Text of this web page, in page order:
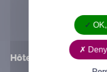
Hôtel de ville